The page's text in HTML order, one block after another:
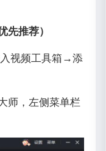
先推荐）
视频工具箱→添
师，左侧菜单栏